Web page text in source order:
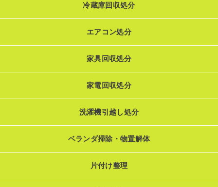
冷蔵庫回収処分
エアコン処分
家具回収処分
家電回収処分
洗濯機引越し処分
ベランダ掃除・物置解体
片付け整理